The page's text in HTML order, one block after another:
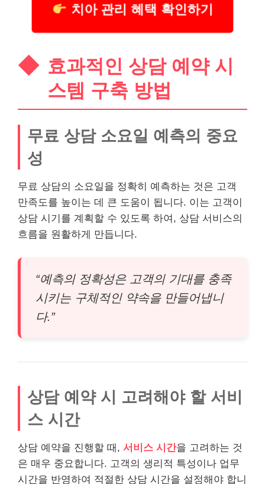
치아 관리 혜택 확인하기
효과적인 상담 예약 시
스템 구축 방법
무료 상담 소요일 예측의 중요
성
무료 상담의 소요일을 정확히 예측하는 것은 고객
만족도를 높이는 데 큰 도움이 됩니다. 이는 고객이
상담 시기를 계획할 수 있도록 하여, 상담 서비스의
흐름을 원활하게 만듭니다.
“예측의 정확성은 고객의 기대를 충족
시키는 구체적인 약속을 만들어냅니
다.”
상담 예약 시 고려해야 할 서비
스 시간
상담 예약을 진행할 때, 서비스 시간을 고려하는 것
은 매우 중요합니다. 고객의 생리적 특성이나 업무
시간을 반영하여 적절한 상담 시간을 설정해야 합니